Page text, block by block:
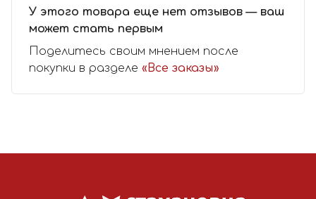
У этого товара еще нет отзывов — ваш
может стать первым
Поделитесь своим мнением после
покупки в разделе «Все заказы»